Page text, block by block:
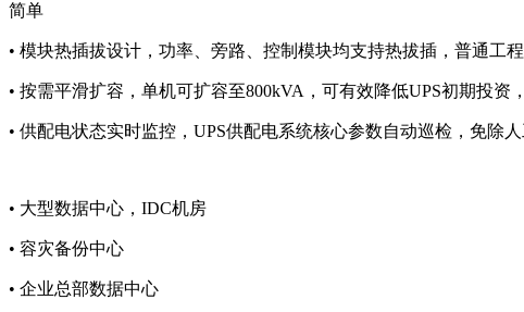
简单
• 模块热插拔设计，功率、旁路、控制模块均支持热拔插，普通工
• 按需平滑扩容，单机可扩容至800kVA，可有效降低UPS初期投资
• 供配电状态实时监控，UPS供配电系统核心参数自动巡检，免除
• 大型数据中心，IDC机房
• 容灾备份中心
• 企业总部数据中心